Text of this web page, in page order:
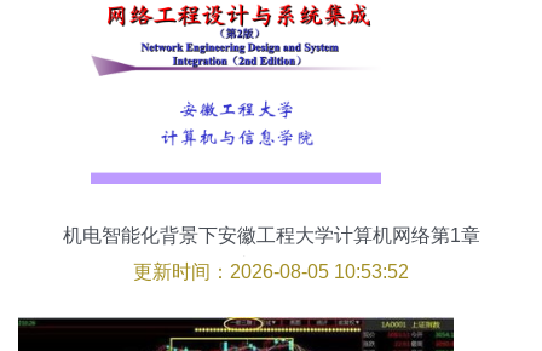
机电智能化背景下安徽工程大学计算机网络第1章
绪论解析
更新时间：2026-08-05 10:53:52